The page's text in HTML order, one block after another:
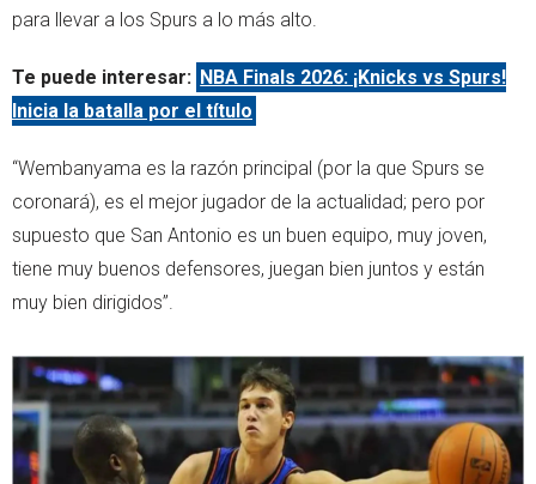
para llevar a los Spurs a lo más alto.
Te puede interesar: NBA Finals 2026: ¡Knicks vs Spurs!
Inicia la batalla por el título
“Wembanyama es la razón principal (por la que Spurs se
coronará), es el mejor jugador de la actualidad; pero por
supuesto que San Antonio es un buen equipo, muy joven,
tiene muy buenos defensores, juegan bien juntos y están
muy bien dirigidos”.